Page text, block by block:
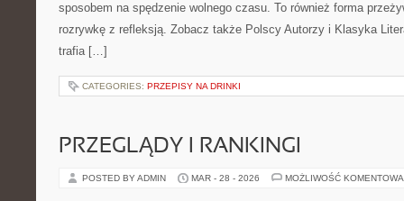
sposobem na spędzenie wolnego czasu. To również forma
rozrywkę z refleksją. Zobacz także Polscy Autorzy i Klasyka
trafia […]
CATEGORIES: PRZEPISY NA DRINKI
PRZEGLĄDY I RANKINGI
POSTED BY ADMIN MAR - 28 - 2026 MOŻLIWOŚĆ